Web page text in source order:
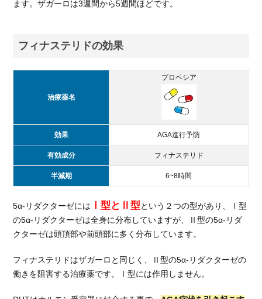
ナス
ド
ポイ
ト：
ザガ
ーロ
のほ
うが
高い
3.
ザ
ガ
ロ
と
ィ
ます。ザガーロは3週間から5週間ほどです。
フィナステリドの効果
治療薬名
プロペシア
効果 AGA進行予防
有効成分 フィナステリド
半減期 6~8時間
5α-リダクターゼには Ⅰ型とⅡ型という２つの型があり、Ⅰ型
の5α-リダクターゼは全身に分布していますが、Ⅱ型の5α-リダ
クターゼは頭頂部や前頭部に多く分布しています。
フィナステリドはザガーロと同じく、Ⅱ型の5α-リダクターゼの
働きを阻害する治療薬です。Ⅰ型には作用しません。